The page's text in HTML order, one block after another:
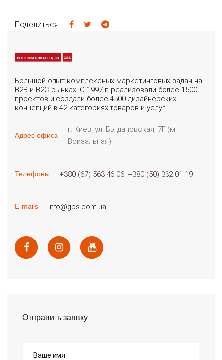
Поделиться:
Большой опыт комплексных маркетинговых задач на
B2B и B2C рынках. С 1997 г. реализовали более 1500
проектов и создали более 4500 дизайнерских
концепций в 42 категориях товаров и услуг.
Адрес офиса
г. Киев, ул. Богдановская, 7Г (м.
Вокзальная)
Телефоны +380 (67) 563 46 06 +380 (50) 332 01 19
E-mails info@gbs.com.ua
Отправить заявку
Ваше имя